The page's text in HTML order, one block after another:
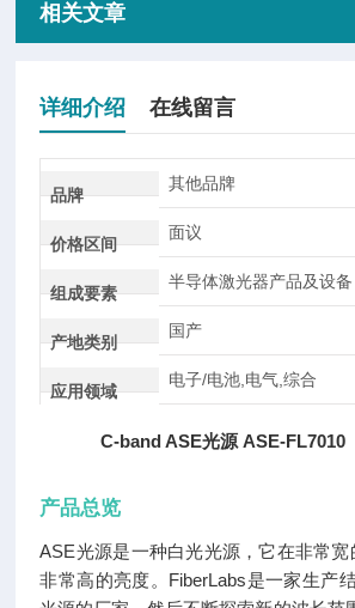
相关文章
详细介绍 在线留言
品牌
其他品牌
价格区间
面议
组成要素
半导体激光器产品及设备
产地类别
国产
应用领域
电子/电池,电气,综合
C-band ASE光源 ASE-FL7010
产品总览
ASE光源是一种白光光源，它在非常
非常高的亮度。FiberLabs是一家生产